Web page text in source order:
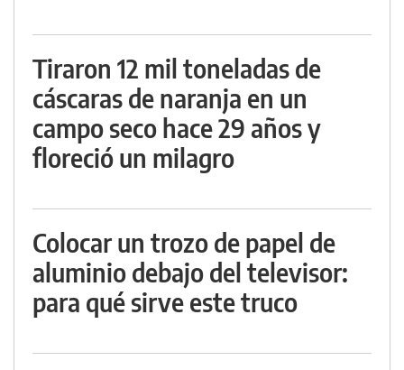
Tiraron 12 mil toneladas de
cáscaras de naranja en un
campo seco hace 29 años y
floreció un milagro
Colocar un trozo de papel de
aluminio debajo del televisor:
para qué sirve este truco